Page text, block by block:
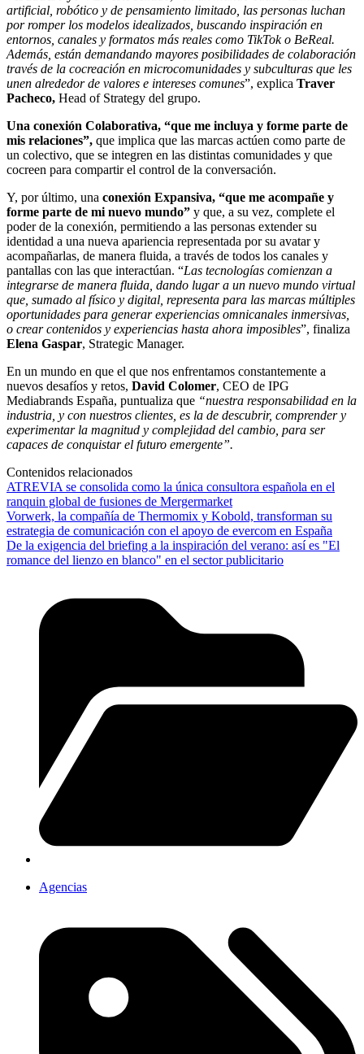
artificial, robótico y de pensamiento limitado, las personas luchan
por romper los modelos idealizados, buscando inspiración en
entornos, canales y formatos más reales como TikTok o BeReal.
Además, están demandando mayores posibilidades de colaboración
través de la cocreación en microcomunidades y subculturas que les
unen alrededor de valores e intereses comunes”, explica Traver
Pacheco, Head of Strategy del grupo.
Una conexión Colaborativa, “que me incluya y forme parte de
mis relaciones”, que implica que las marcas actúen como parte de
un colectivo, que se integren en las distintas comunidades y que
cocreen para compartir el control de la conversación.
Y, por último, una conexión Expansiva, “que me acompañe y
forme parte de mi nuevo mundo” y que, a su vez, complete el
poder de la conexión, permitiendo a las personas extender su
identidad a una nueva apariencia representada por su avatar y
acompañarlas, de manera fluida, a través de todos los canales y
pantallas con las que interactúan. “Las tecnologías comienzan a
integrarse de manera fluida, dando lugar a un nuevo mundo virtual
que, sumado al físico y digital, representa para las marcas múltiples
oportunidades para generar experiencias omnicanales inmersivas,
o crear contenidos y experiencias hasta ahora imposibles”, finaliza
Elena Gaspar, Strategic Manager.
En un mundo en que el que nos enfrentamos constantemente a
nuevos desafíos y retos, David Colomer, CEO de IPG
Mediabrands España, puntualiza que “nuestra responsabilidad en la
industria, y con nuestros clientes, es la de descubrir, comprender y
experimentar la magnitud y complejidad del cambio, para ser
capaces de conquistar el futuro emergente”.
Contenidos relacionados
ATREVIA se consolida como la única consultora española en el
ranquin global de fusiones de Mergermarket
Vorwerk, la compañía de Thermomix y Kobold, transforman su
estrategia de comunicación con el apoyo de evercom en España
De la exigencia del briefing a la inspiración del verano: así es "El
romance del lienzo en blanco" en el sector publicitario
Agencias